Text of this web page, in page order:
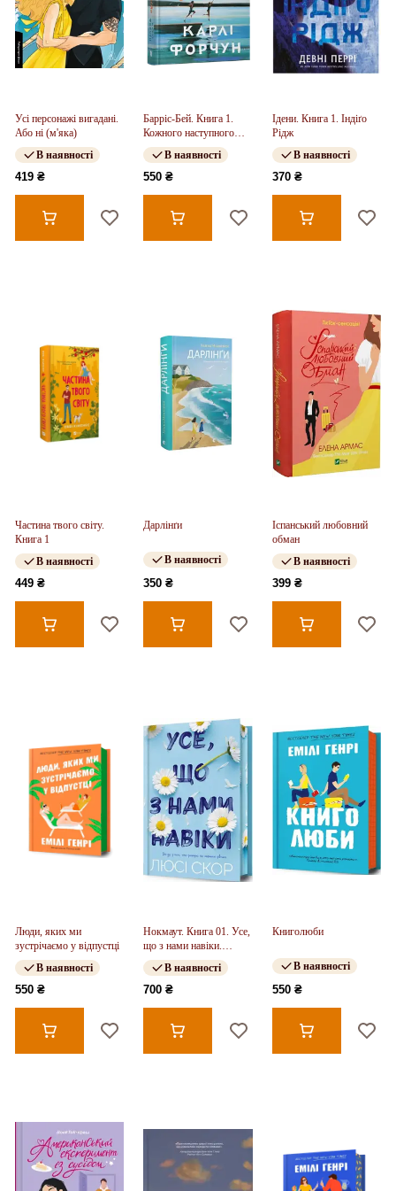
Усі персонажі вигадані.
Або ні (м'яка)
В наявності
419 ₴
Барріс-Бей. Книга 1.
Кожного наступного
літа
В наявності
550 ₴
Ідени. Книга 1. Індіґо
Рідж
В наявності
370 ₴
Частина твого світу.
Книга 1
В наявності
449 ₴
Дарлінґи
В наявності
350 ₴
Іспанський любовний
обман
В наявності
399 ₴
Люди, яких ми
зустрічаємо у відпустці
В наявності
550 ₴
Нокмаут. Книга 01. Усе,
що з нами навіки.
Limited edition
В наявності
700 ₴
Книголюби
В наявності
550 ₴